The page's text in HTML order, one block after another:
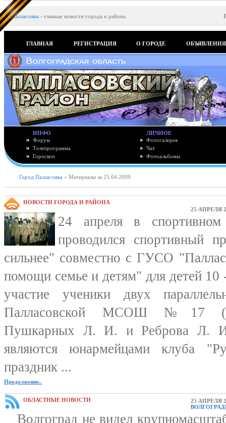
Палласовка - главные новости города и района
ГЛАВНАЯ РЕГИСТРАЦИЯ О ГОРОДЕ ОБЪЯВЛЕНИЯ
ИНФО
Форум
Телепрограмма
Гороскоп
ЛИЧНОЕ
Фотогалерея
Чат
Фотоальбомы
Город Палласовка » Материалы за 25.04.2009
НОВОСТИ ГОРОДА И РАЙОНА
25 АПРЕЛЯ
24 апреля в
проводился спортивный
сильнее" совместно с ГУСО
помощи семье и детям" для детей
участие ученики двух
Палласовской МСОШ №17
Пушкарных Л. И. и Реброва Л.
являются юнармейцами клуба
праздник ...
Продолжение..
ОБЛАСТНЫЕ НОВОСТИ
25 АПРЕЛЯ
Волгоград не видел